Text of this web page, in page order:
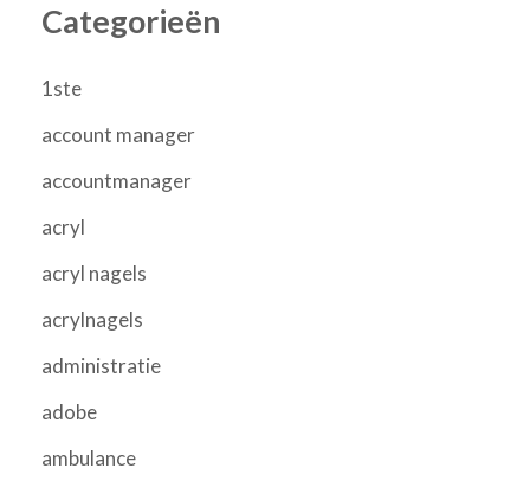
Categorieën
1ste
account manager
accountmanager
acryl
acryl nagels
acrylnagels
administratie
adobe
ambulance